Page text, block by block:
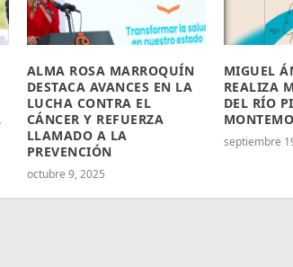
ALMA ROSA MARROQUÍN
DESTACA AVANCES EN LA
LUCHA CONTRA EL
CÁNCER Y REFUERZA
LLAMADO A LA
PREVENCIÓN
octubre 9, 2025
MIGUEL
REALIZA
DEL RÍO
septiembre